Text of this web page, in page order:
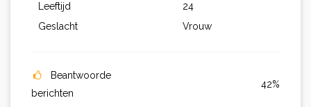
Leeftijd
24
Geslacht
Vrouw
Beantwoorde
berichten
42%